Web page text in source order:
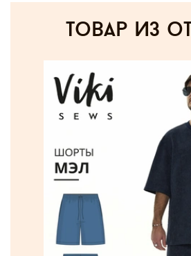
товар из